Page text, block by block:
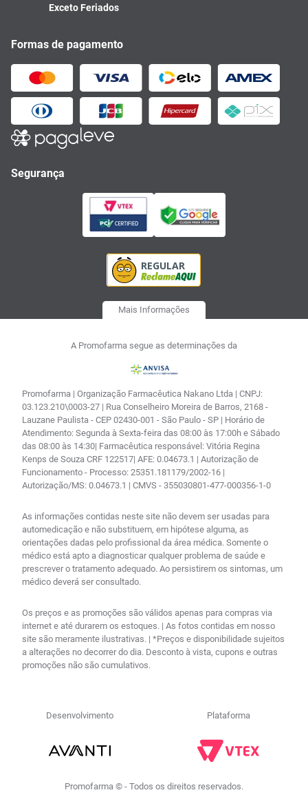
Exceto Feriados
Formas de pagamento
Segurança
Mais Informações
A Promofarma segue as determinações da
Promofarma | Organização Farmacêutica Nakano Ltda | CNPJ:
03.123.210\0003-27 | Rua Conselheiro Moreira de Barros, 2168 -
Lauzane Paulista - CEP 02430-001 - São Paulo - SP | Horário de
Atendimento: Segunda à Sexta-feira das 08:00 às 17:00h e Sábado
das 08:00 às 14:30| Farmacêutica responsável: Vitória Regina
Kenps de Souza CRF 122517| AFE: 0.04673.1 | Autorização de
Funcionamento - Processo: 25351.181179/2002-16 |
Autorização/MS: 0.04673.1 | CMVS - 355030801-477-000356-1-0
As informações contidas neste site não devem ser usadas para
automedicação e não substituem, em hipótese alguma, as
orientações dadas pelo profissional da área médica. Somente o
médico está apto a diagnosticar qualquer problema de saúde e
prescrever o tratamento adequado. Ao persistirem os sintomas, um
médico deverá ser consultado.
Os preços e as promoções são válidos apenas para compras via
internet e até durarem os estoques. | As fotos contidas em nosso
site são meramente ilustrativas. | *Preços e disponibilidade sujeitos
a alterações no decorrer do dia. Desconto à vista, cupons e outras
promoções não são cumulativos.
Desenvolvimento Plataforma
Promofarma © - Todos os direitos reservados.